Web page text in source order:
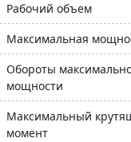
Рабочий объем
Максимальная
Обороты
мощности
Максимальный
момент